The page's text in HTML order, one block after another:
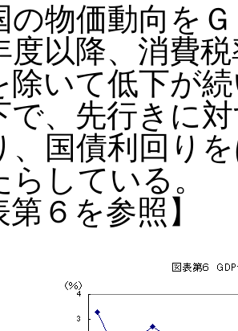
の物価動向を
度以降、消費
除いて低下が
で、先行きに
、国債利回り
らしている。
第６を参照】